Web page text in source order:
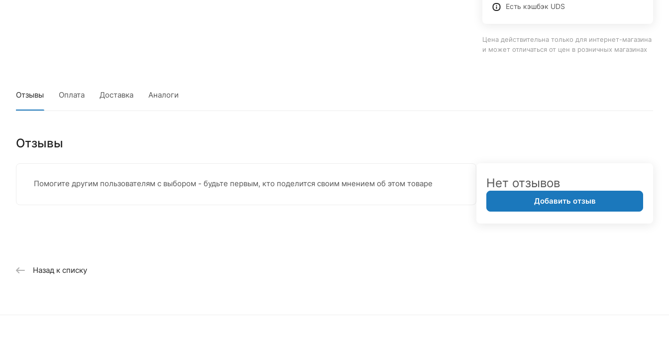
Есть кэшбэк UDS
Цена действительна только для интернет-магазина
и может отличаться от цен в розничных магазинах
Отзывы Оплата Доставка Аналоги
Отзывы
Помогите другим пользователям с выбором - будьте первым, кто поделится своим мнением об этом товаре Нет отзывов
Добавить отзыв
Назад к списку